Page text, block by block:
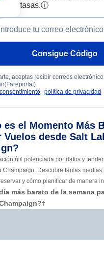
tasas.ⓘ
Consigue Código
aceptas recibir correos
política de privacidad
es el Momento Más
Vuelos desde Salt
útil potenciada por datos y
Champaign. Descubre tarifas
y cómo planificar de manera
más barato de la semana
‡